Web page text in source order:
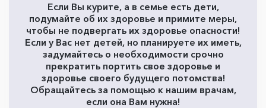
Если Вы курите, а в семье есть дети,
подумайте об их здоровье и примите меры,
чтобы не подвергать их здоровье опасности!
Если у Вас нет детей, но планируете их иметь,
задумайтесь о необходимости срочно
прекратить портить свое здоровье и
здоровье своего будущего потомства!
Обращайтесь за помощью к нашим врачам,
если она Вам нужна!